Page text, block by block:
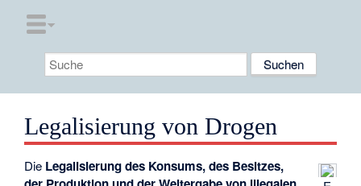
Legalisierung von Drogen
Die Legalisierung des Konsums, des Besitzes,